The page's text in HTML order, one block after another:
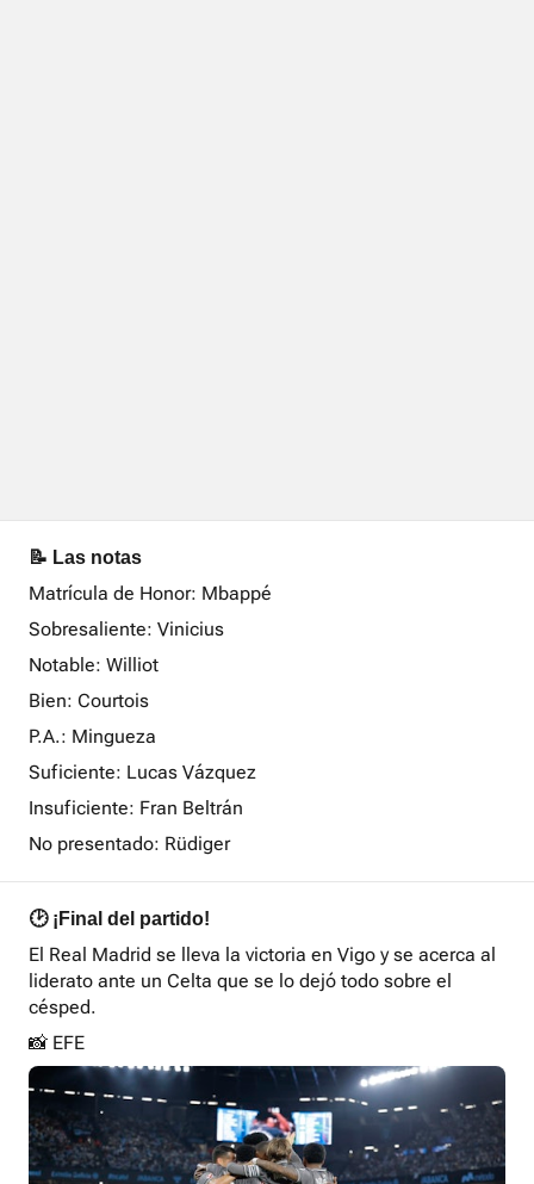
📝 Las notas
Matrícula de Honor: Mbappé
Sobresaliente: Vinicius
Notable: Williot
Bien: Courtois
P.A.: Mingueza
Suficiente: Lucas Vázquez
Insuficiente: Fran Beltrán
No presentado: Rüdiger
🕑 ¡Final del partido!
El Real Madrid se lleva la victoria en Vigo y se acerca al
liderato ante un Celta que se lo dejó todo sobre el
césped.
📸 EFE